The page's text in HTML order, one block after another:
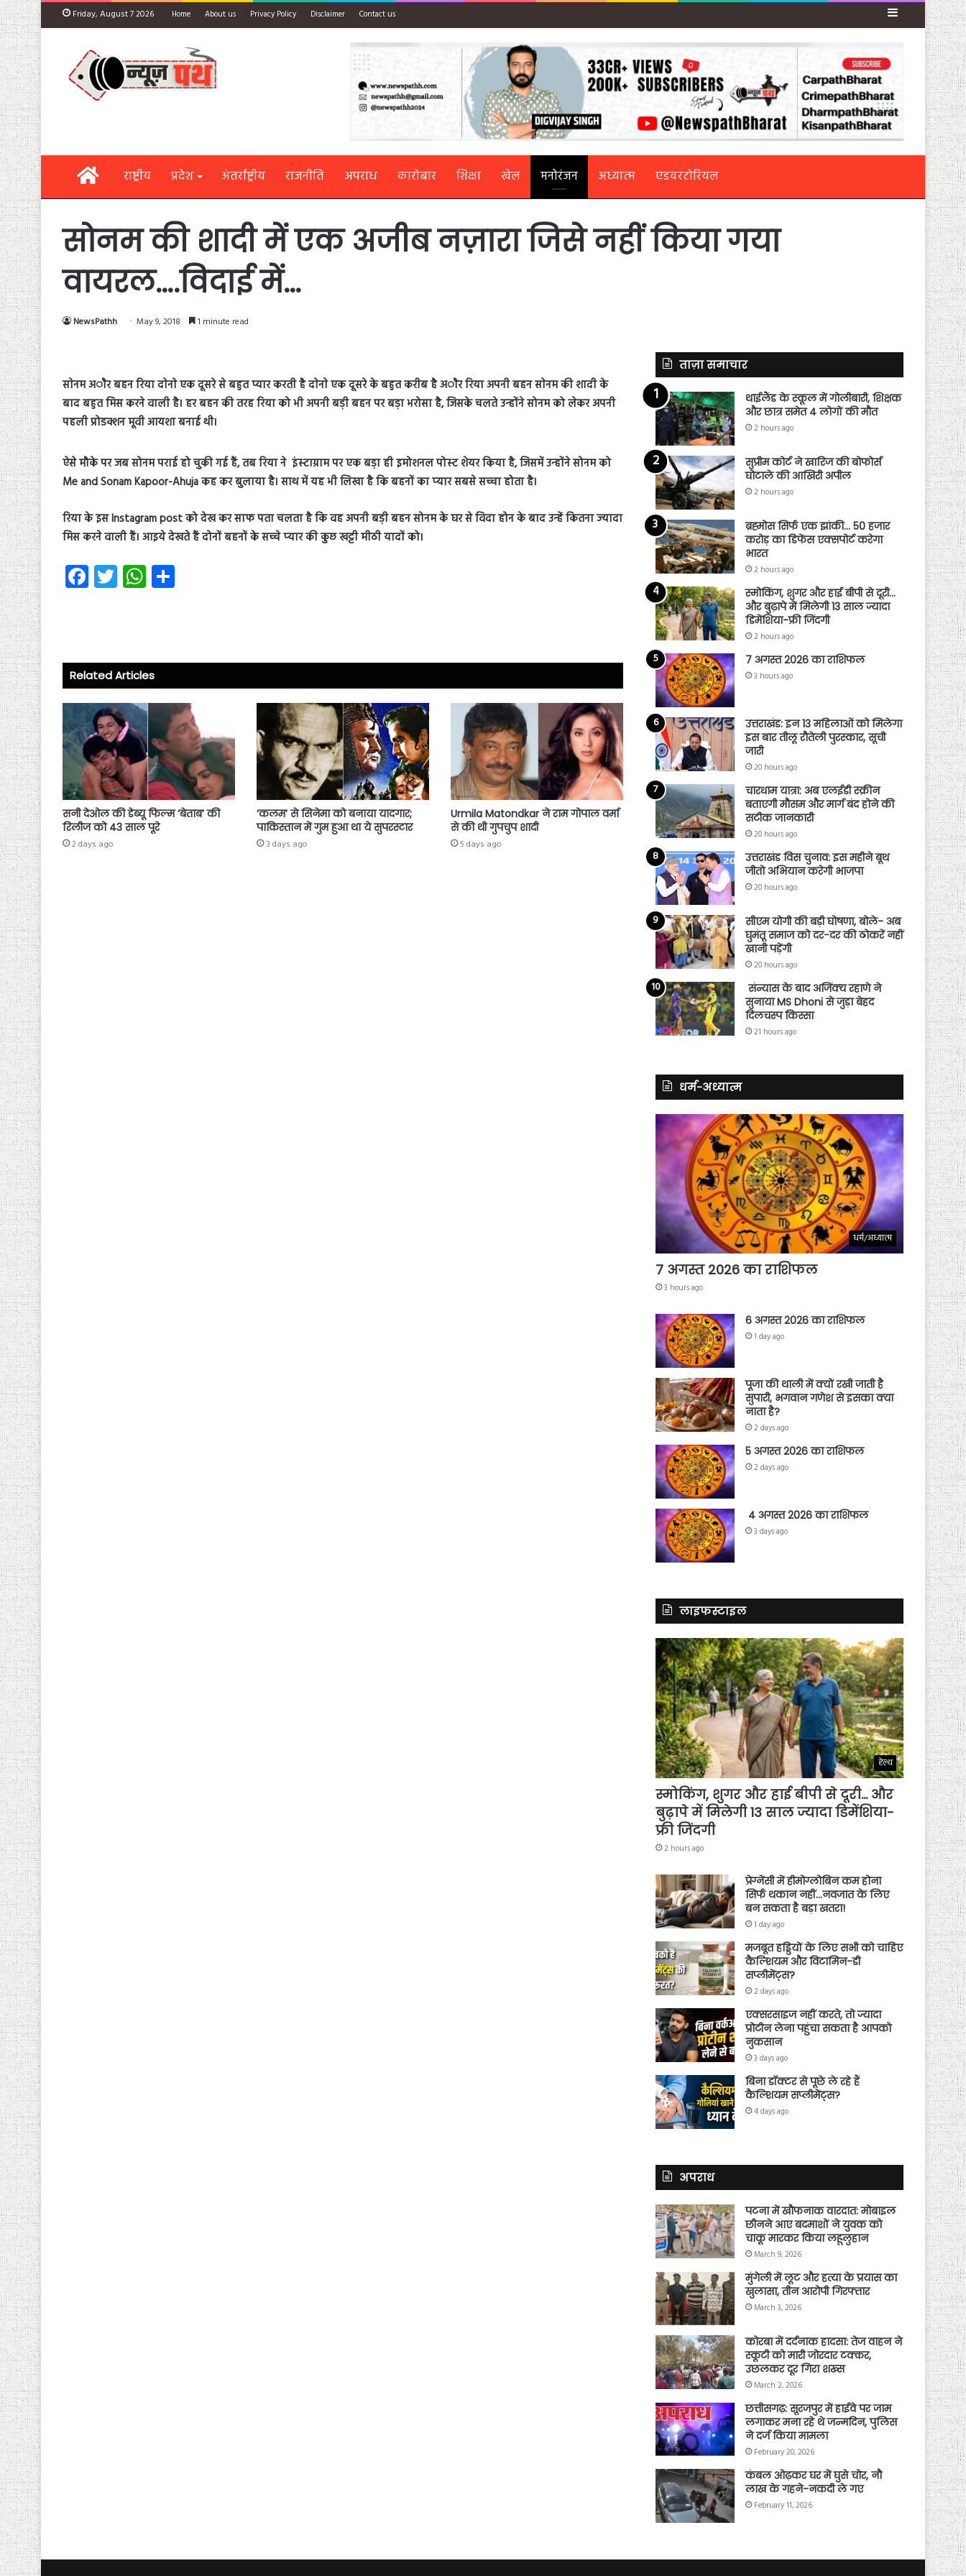
Friday, August 7 2026 Home About us Privacy Policy Disclaimer Contact us Sidebar
Homeराष्ट्रीय प्रदेश अंतर्राष्ट्रीय राजनीति अपराध कारोबार शिक्षा खेल मनोरंजन अध्यात्म एडवरटोरियल
साेनम की शादी में एक अजीब नज़ारा जिसे नहीं किया गया
वायरल….विदाई में…
NewsPathh May 9, 2018 1 minute read
साेनम अाैर बहन रिया दाेनाे एक दूसरे से बहुत प्यार करती है दाेनाे एक दूसरे के बहुत करीब है अाैर रिया अपनी बहन साेनम की शादी के
बाद बहुत मिस करने वाली है। हर बहन की तरह रिया को भी अपनी बड़ी बहन पर बड़ा भरोसा है, जिसके चलते उन्‍होंने सोनम को लेकर अपनी
पहली प्रोडक्‍शन मूवी आयशा बनाई थी।
ऐसे मौके पर जब सोनम पराई हो चुकी गई हैं, तब रिया ने इंस्‍टाग्राम पर एक बड़ा ही इमोशनल पोस्‍ट शेयर किया है, जिसमें उन्‍होंने सोनम को
Me and Sonam Kapoor-Ahuja कह कर बुलाया है। साथ में यह भी लिखा है कि बहनों का प्‍यार सबसे सच्‍चा होता है।
रिया के इस Instagram post को देख कर साफ पता चलता है कि वह अपनी बड़ी बहन सोनम के घर से विदा होन के बाद उन्‍हें कितना ज्‍यादा
मिस करने वाली हैं। आइये देखते हैं दोनों बहनों के सच्‍चे प्‍यार की कुछ खट्टी मीठी यादों को।
Fa
ce
ok
T
wi
W
ha
p
p
Related Articles
सनी देओल की डेब्यू फिल्म ‘बेताब’ की
रिलीज को 43 साल पूरे
2 days ago
‘कलम’ से सिनेमा को बनाया यादगार;
पाकिस्तान में गुम हुआ था ये सुपरस्टार
3 days ago
Urmila Matondkar ने राम गोपाल वर्मा
से की थी गुपचुप शादी
5 days ago
ताज़ा समाचार
थाईलैंड के स्कूल में गोलीबारी, शिक्षक
और छात्र समेत 4 लोगों की मौत
2 hours ago
सुप्रीम कोर्ट ने खारिज की बोफोर्स
घोटाले की आखिरी अपील
2 hours ago
ब्रह्मोस सिर्फ एक झांकी… 50 हजार
करोड़ का डिफेंस एक्सपोर्ट करेगा
भारत
2 hours ago
स्मोकिंग, शुगर और हाई बीपी से दूरी…
और बुढ़ापे में मिलेगी 13 साल ज्यादा
डिमेंशिया-फ्री जिंदगी
2 hours ago
7 अगस्त 2026 का राशिफल
3 hours ago
उत्तराखंड: इन 13 महिलाओं को मिलेगा
इस बार तीलू रौतेली पुरस्कार, सूची
जारी
20 hours ago
चारधाम यात्रा: अब एलईडी स्क्रीन
बताएगी मौसम और मार्ग बंद होने की
सटीक जानकारी
20 hours ago
उत्तराखंड विस चुनाव: इस महीने बूथ
जीतो अभियान करेगी भाजपा
20 hours ago
सीएम योगी की बड़ी घोषणा, बोले- अब
घुमंतू समाज को दर-दर की ठोकरें नहीं
खानी पड़ेंगी
20 hours ago
संन्यास के बाद अजिंक्‍य रहाणे ने
सुनाया MS Dhoni से जुड़ा बेहद
दिलचस्प किस्सा
21 hours ago
धर्म-अध्यात्म
धर्म/अध्यात्म
7 अगस्त 2026 का राशिफल
3 hours ago
6 अगस्त 2026 का राशिफल
1 day ago
पूजा की थाली में क्यों रखी जाती है
सुपारी, भगवान गणेश से इसका क्या
नाता है?
2 days ago
5 अगस्त 2026 का राशिफल
2 days ago
4 अगस्त 2026 का राशिफल
3 days ago
लाइफस्टाइल
हेल्थ
स्मोकिंग, शुगर और हाई बीपी से दूरी… और
बुढ़ापे में मिलेगी 13 साल ज्यादा डिमेंशिया-
फ्री जिंदगी
2 hours ago
प्रेग्नेंसी में हीमोग्लोबिन कम होना
सिर्फ थकान नहीं…नवजात के लिए
बन सकता है बड़ा खतरा!
1 day ago
मजबूत हड्डियों के लिए सभी को चाहिए
कैल्शियम और विटामिन-डी
सप्लीमेंट्स?
2 days ago
एक्सरसाइज नहीं करते, तो ज्यादा
प्रोटीन लेना पहुंचा सकता है आपको
नुकसान
3 days ago
बिना डॉक्टर से पूछे ले रहे हैं
कैल्शियम सप्लीमेंट्स?
4 days ago
अपराध
पटना में खौफनाक वारदात: मोबाइल
छीनने आए बदमाशों ने युवक को
चाकू मारकर किया लहूलुहान
March 9, 2026
मुंगेली में लूट और हत्या के प्रयास का
खुलासा, तीन आरोपी गिरफ्तार
March 3, 2026
कोरबा में दर्दनाक हादसा: तेज वाहन ने
स्कूटी को मारी जोरदार टक्कर,
उछलकर दूर गिरा शख्स
March 2, 2026
छत्तीसगढ़: सूरजपुर में हाईवे पर जाम
लगाकर मना रहे थे जन्मदिन, पुलिस
ने दर्ज किया मामला
February 20, 2026
कंबल ओढ़कर घर में घुसे चोर, नौ
लाख के गहने-नकदी ले गए
February 11, 2026